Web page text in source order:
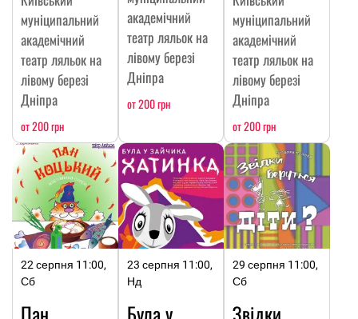
муніципальний
академічний
театр ляльок на
лівому березі
Дніпра
от 200 грн
академічний
театр ляльок на
лівому березі
Дніпра
от 200 грн
муніципальний
академічний
театр ляльок на
лівому березі
Дніпра
от 200 грн
22 серпня 11:00,
Сб
23 серпня 11:00,
Нд
29 серпня 11:00,
Сб